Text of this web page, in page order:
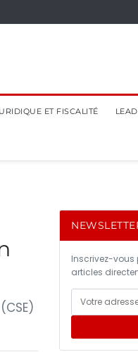
ET FISCALITÉ
Inscrivez-vous
articles